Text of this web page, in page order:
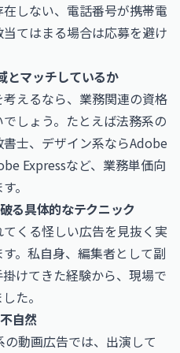
しない、電話番号が携帯電
てはまる場合は応募を避け
とマッチしているか
えるなら、業務関連の資格
しょう。たとえば法務系の
士、デザイン系ならAdobe
Expressなど、業務単価向
。
る具体的なテクニック
くる怪しい広告を見抜く実
。私自身、編集者として副
けてきた経験から、現場で
た。
自然
の動画広告では、出演して